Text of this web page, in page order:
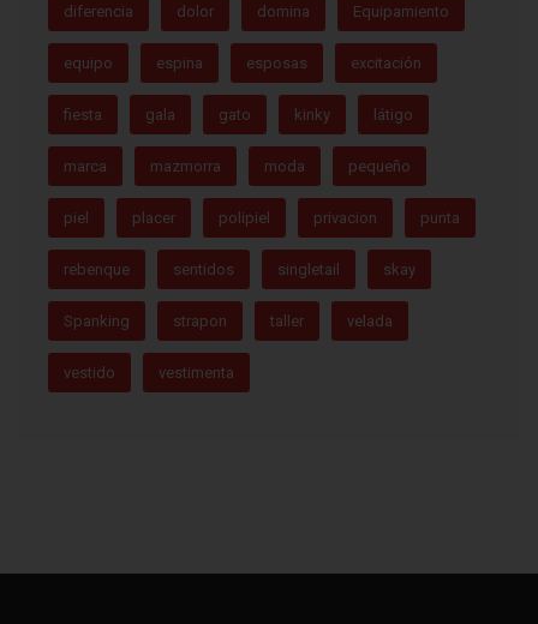
diferencia dolor domina Equipamiento
equipo espina esposas excitación
fiesta gala gato kinky látigo
marca mazmorra moda pequeño
piel placer polipiel privacion punta
rebenque sentidos singletail skay
Spanking strapon taller velada
vestido vestimenta